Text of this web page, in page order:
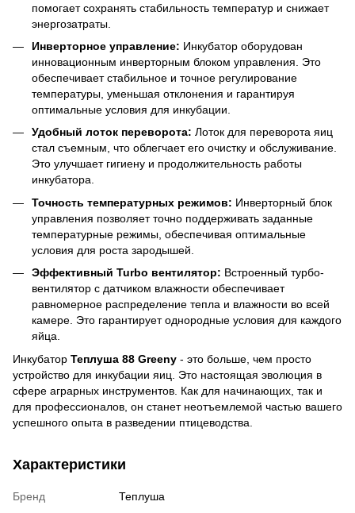
помогает сохранять стабильность температур и снижает
энергозатраты.
Инверторное управление: Инкубатор оборудован
инновационным инверторным блоком управления. Это
обеспечивает стабильное и точное регулирование
температуры, уменьшая отклонения и гарантируя
оптимальные условия для инкубации.
Удобный лоток переворота: Лоток для переворота яиц
стал съемным, что облегчает его очистку и обслуживание.
Это улучшает гигиену и продолжительность работы
инкубатора.
Точность температурных режимов: Инверторный блок
управления позволяет точно поддерживать заданные
температурные режимы, обеспечивая оптимальные
условия для роста зародышей.
Эффективный Turbo вентилятор: Встроенный турбо-
вентилятор с датчиком влажности обеспечивает
равномерное распределение тепла и влажности во всей
камере. Это гарантирует однородные условия для каждого
яйца.
Инкубатор Теплуша 88 Greeny - это больше, чем просто
устройство для инкубации яиц. Это настоящая эволюция в
сфере аграрных инструментов. Как для начинающих, так и
для профессионалов, он станет неотъемлемой частью вашего
успешного опыта в разведении птицеводства.
Характеристики
Бренд
Теплуша